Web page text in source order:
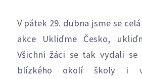
V pátek 29. dubna jsme se
akce Ukliďme Česko,
Všichni žáci se tak vydali
blízkého okolí školy i